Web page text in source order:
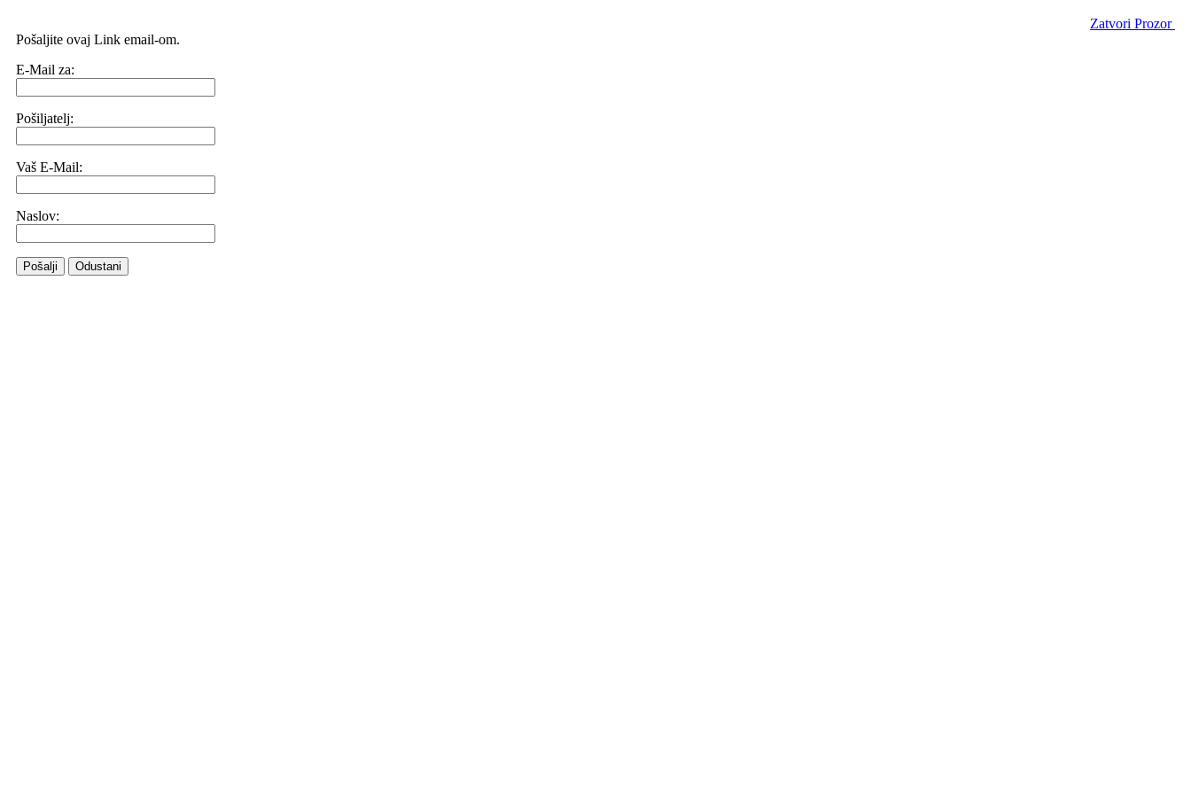
Zatvori Prozor
Pošaljite ovaj Link email-om.
E-Mail za:
Pošiljatelj:
Vaš E-Mail:
Naslov:
Pošalji Odustani